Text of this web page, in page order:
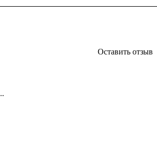
Оставить отзыв